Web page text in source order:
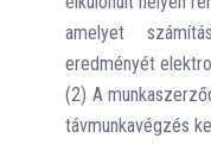
amelyet
eredményét
(2) A
távmunkavégzés